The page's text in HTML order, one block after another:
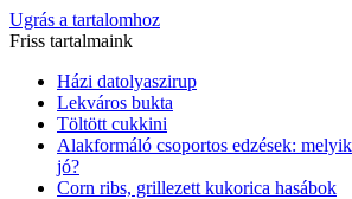
Ugrás a tartalomhoz
Friss tartalmaink
Házi datolyaszirup
Lekváros bukta
Töltött cukkini
Alakformáló csoportos edzések:
jó?
Corn ribs, grillezett kukorica hasábok